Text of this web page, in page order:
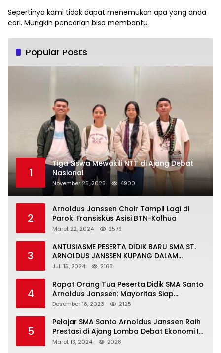
Sepertinya kami tidak dapat menemukan apa yang anda
cari. Mungkin pencarian bisa membantu.
Popular Posts
1
Tiga Siswa Mewakili NTT di Ajang Debat
Nasional
November 25, 2025 4900
2
Arnoldus Janssen Choir Tampil Lagi di
Paroki Fransiskus Asisi BTN-Kolhua
Maret 22, 2024 2579
3
ANTUSIASME PESERTA DIDIK BARU SMA ST.
ARNOLDUS JANSSEN KUPANG DALAM
MENGIKUTI MPLS HARI PERTAMA
Juli 15, 2024 2168
4
Rapat Orang Tua Peserta Didik SMA Santo
Arnoldus Janssen: Mayoritas Siap
Mendukung Komite Sekolah
Desember 18, 2023 2125
5
Pelajar SMA Santo Arnoldus Janssen Raih
Prestasi di Ajang Lomba Debat Ekonomi IV,
Gelar Best Speaker Diraih Viantri Azi
Maret 13, 2024 2028